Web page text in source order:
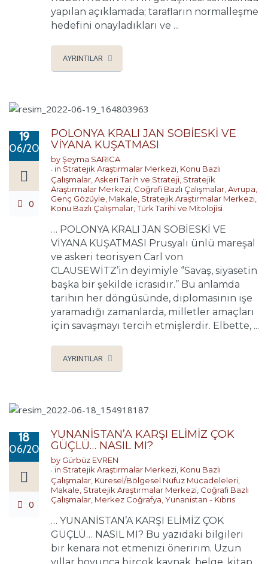
yapılan açıklamada; tarafların normalleşme
hedefini onayladıkları ve ...
AYRINTILAR
19
06/2022
0
POLONYA KRALI JAN SOBİESKİ VE
VİYANA KUŞATMASI
byŞeyma SARICA
in Stratejik Araştırmalar Merkezi, Konu Bazlı
Çalışmalar,Askeri Tarih ve Strateji, Stratejik
Araştırmalar Merkezi, Coğrafi Bazlı Çalışmalar,Avrupa,
Genç Gözüyle, Makale, Stratejik Araştırmalar Merkezi,
Konu Bazlı Çalışmalar,Türk Tarihi ve Mitolojisi
… POLONYA KRALI JAN SOBİESKİ VE
VİYANA KUŞATMASI Prusyalı ünlü mareşal
ve askeri teorisyen Carl von
CLAUSEWİTZ’in deyimiyle ‘’Savaş, siyasetin
başka bir şekilde icrasıdır.’’ Bu anlamda
tarihin her döngüsünde, diplomasinin işe
yaramadığı zamanlarda, milletler amaçları
için savaşmayı tercih etmişlerdir. Elbette, ...
AYRINTILAR
18
06/2022
0
YUNANİSTAN’A KARŞI ELİMİZ ÇOK
GÜÇLÜ… NASIL MI?
by Gürbüz EVREN
in Stratejik Araştırmalar Merkezi Konu Bazlı
Çalışmalar Küresel/Bölgesel Nüfuz Mücadeleleri
Makale Stratejik Araştırmalar Merkezi Coğrafi Bazlı
Çalışmalar Merkez Coğrafya Yunanistan - Kıbrıs
… YUNANİSTAN’A KARŞI ELİMİZ ÇOK
GÜÇLÜ… NASIL MI? Bu yazıdaki bilgileri
bir kenara not etmenizi öneririm. Uzun